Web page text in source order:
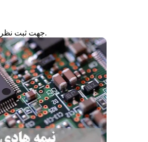
جهت ثبت نظر .